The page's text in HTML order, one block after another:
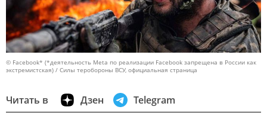
© Facebook* (*деятельность Meta по реализации Facebook запрещена в России как
экстремистская) / Силы теробороны ВСУ, официальная страница
Читать в Дзен Telegram